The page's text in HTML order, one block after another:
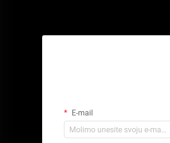
E-mail